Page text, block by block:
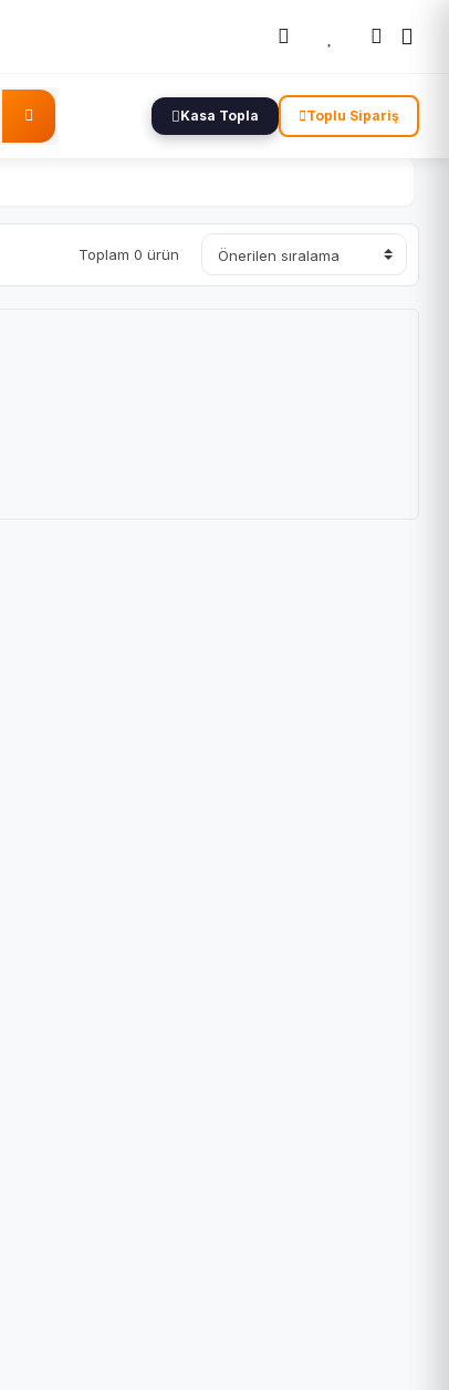
Kasa Topla Toplu Sipariş
Toplam 0 ürün